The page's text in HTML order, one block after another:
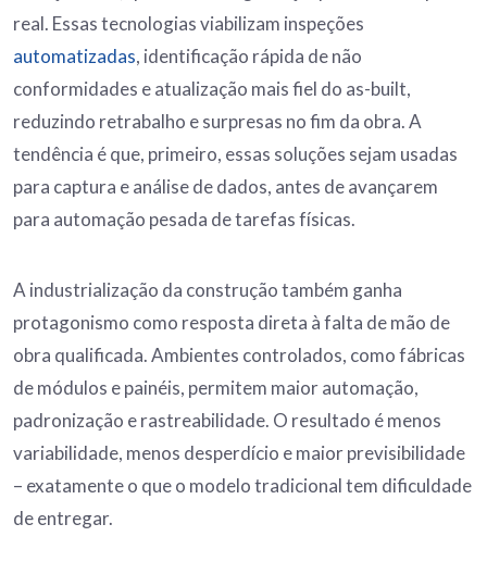
real. Essas tecnologias viabilizam inspeções
automatizadas, identificação rápida de não
conformidades e atualização mais fiel do as-built,
reduzindo retrabalho e surpresas no fim da obra. A
tendência é que, primeiro, essas soluções sejam usadas
para captura e análise de dados, antes de avançarem
para automação pesada de tarefas físicas.
A industrialização da construção também ganha
protagonismo como resposta direta à falta de mão de
obra qualificada. Ambientes controlados, como fábricas
de módulos e painéis, permitem maior automação,
padronização e rastreabilidade. O resultado é menos
variabilidade, menos desperdício e maior previsibilidade
– exatamente o que o modelo tradicional tem dificuldade
de entregar.